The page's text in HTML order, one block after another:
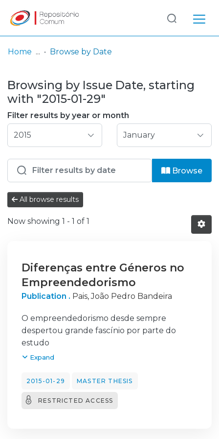
& Collections
Browse repository
Entities
Log
In
(current)
Home Browse by Date
Browsing by Issue Date, starting
with "2015-01-29"
Filter results by year or month
Browse
All browse results
Now showing 1 - 1 of 1
Diferenças entre Géneros no
Empreendedorismo
Publication . Pais, João Pedro Bandeira
O empreendedorismo desde sempre
despertou grande fascínio por parte do
estudo
científico de uma forma irrefutável,
modificar,
crescimento económico. Desde o ínicio da
Expand
2015-01-29 MASTER THESIS
RESTRICTED ACCESS